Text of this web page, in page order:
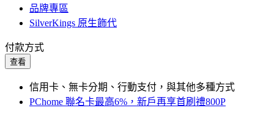
品牌專區
SilverKings 原生飾代
付款方式
查看
信用卡、無卡分期、行動支付，與其他多種方式
PChome 聯名卡最高6%，新戶再享首刷禮800P